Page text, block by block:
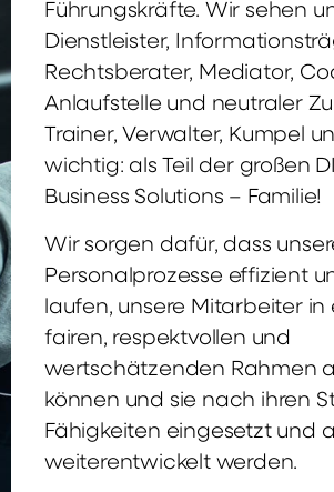
Führungskräfte. Wir sehen
Dienstleister,
Rechtsberater, Mediator,
Anlaufstelle und neutraler
Trainer, Verwalter, Kumpel
wichtig: als Teil der großen
Business Solutions – Familie!
Wir sorgen dafür, dass
Personalprozesse effizient
laufen, unsere Mitarbeiter in
fairen, respektvollen und
wertschätzenden Rahmen
können und sie nach ihren
Fähigkeiten eingesetzt und
weiterentwickelt werden.